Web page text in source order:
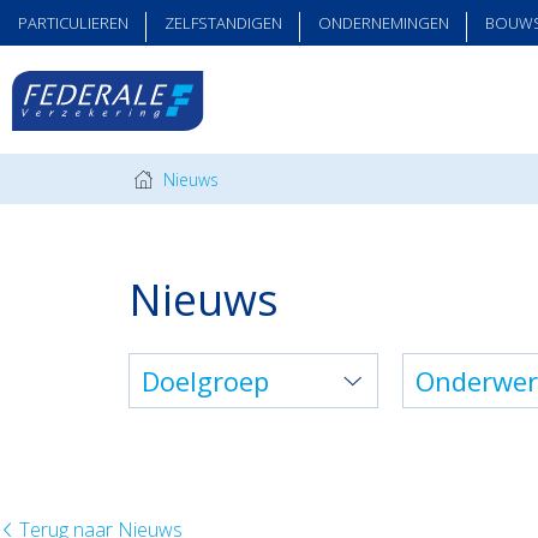
PARTICULIEREN ZELFSTANDIGEN ONDERNEMINGEN
Nieuws
Nieuws
Doelgroep
Terug naar Nieuws